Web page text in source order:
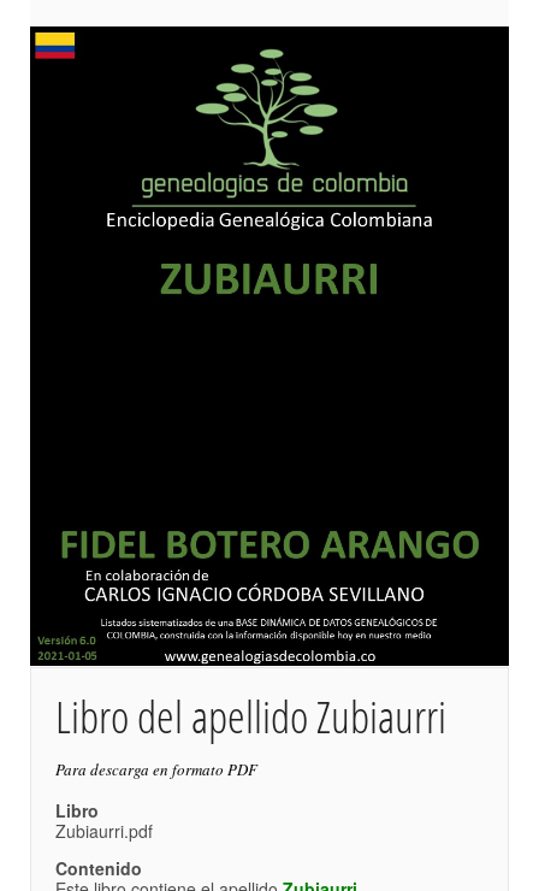
Libro del apellido Zubiaurri
Para descarga en formato PDF
Libro
Zubiaurri.pdf
Contenido